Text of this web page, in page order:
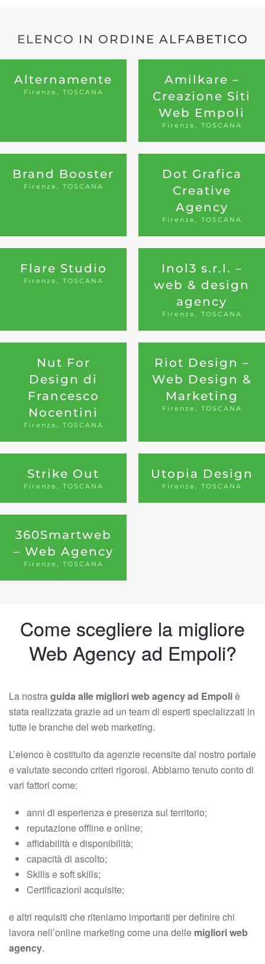
ELENCO IN ORDINE ALFABETICO
Alternamente
Firenze, TOSCANA
Amilkare –
Creazione Siti
Web Empoli
Firenze, TOSCANA
Brand Booster
Firenze, TOSCANA
Dot Grafica
Creative
Agency
Firenze, TOSCANA
Flare Studio
Firenze, TOSCANA
Inol3 s.r.l. –
web & design
agency
Firenze, TOSCANA
Nut For
Design di
Francesco
Nocentini
Firenze, TOSCANA
Riot Design –
Web Design &
Marketing
Firenze, TOSCANA
Strike Out
Firenze, TOSCANA
Utopia Design
Firenze, TOSCANA
360Smartweb
– Web Agency
Firenze, TOSCANA
Come scegliere la migliore
Web Agency ad Empoli?
La nostraguida alle migliori web agency ad Empoliè
stata realizzata grazie ad un team di esperti specializzati in
tutte le branche del web marketing.
L’elenco è costituito da agenzie recensite dal nostro portale
e valutate secondo criteri rigorosi. Abbiamo tenuto conto di
vari fattori come:
anni di esperienza e presenza sul territorio;
reputazione offline e online;
affidabilità e disponibilità;
capacità di ascolto;
Skills e soft skills;
Certificazioni acquisite;
e altri requisiti che riteniamo importanti per definire chi
lavora nell’online marketing come una delle migliori web
agency.